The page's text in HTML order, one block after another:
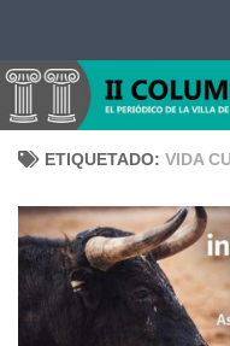
ETIQUETADO: VIDA